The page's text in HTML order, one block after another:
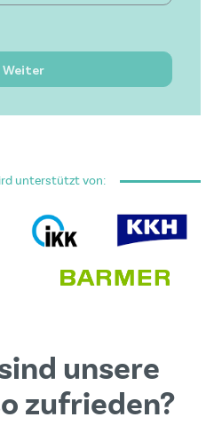
WeiterService
reCAPTCHA geschützt - es
unterstützt von:
unsere
zufrieden?